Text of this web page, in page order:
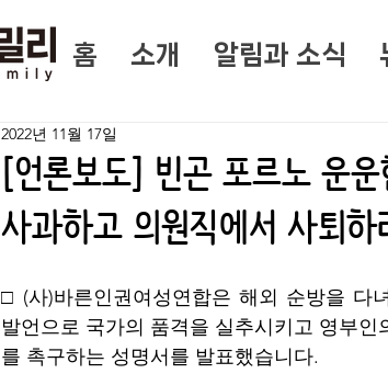
홈 소개 알림과 소식
[언론보도] 빈곤 포르노 운
사과하고 의원직에서 사퇴하
2022년 11월 17일
□ (사)바른인권여성연합은 해외 순방을 다
발언으로 국가의 품격을 실추시키고 영부
를 촉구하는 성명서를 발표했습니다.